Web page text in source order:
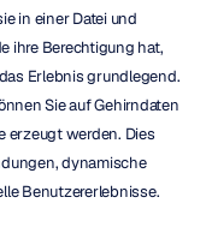
in einer Datei und
ihre Berechtigung hat,
Erlebnis grundlegend.
Sie auf Gehirndaten
erzeugt werden. Dies
dynamische
Benutzererlebnisse.